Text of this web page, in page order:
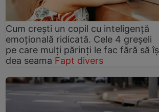
Cum crești un copil cu inteligență
emoțională ridicată. Cele 4 greșeli
pe care mulți părinți le fac fără să
dea seama Fapt divers